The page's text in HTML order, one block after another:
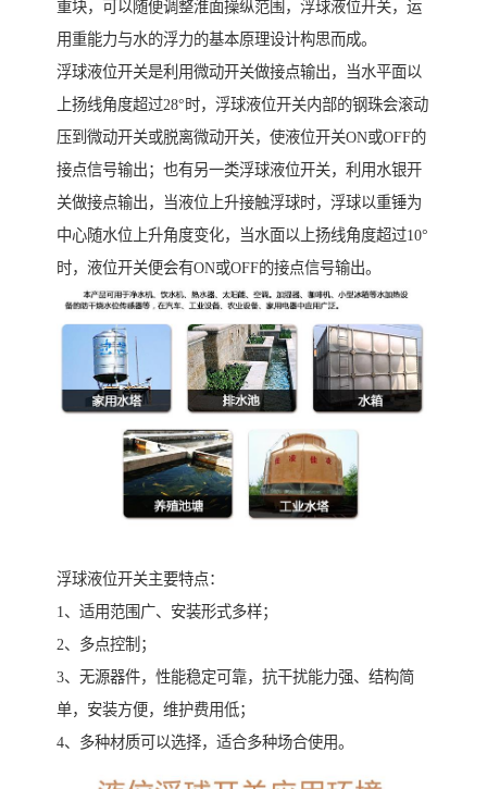
重块，可以随便调整淮面操纵范围，浮球液位开关，运
用重能力与水的浮力的基本原理设计构思而成。
浮球液位开关是利用微动开关做接点输出，当水平面以
上扬线角度超过28°时，浮球液位开关内部的钢珠会滚动
压到微动开关或脱离微动开关，使液位开关ON或OFF的
接点信号输出；也有另一类浮球液位开关，利用水银开
关做接点输出，当液位上升接触浮球时，浮球以重锤为
中心随水位上升角度变化，当水面以上扬线角度超过10°
时，液位开关便会有ON或OFF的接点信号输出。
浮球液位开关主要特点：
1、适用范围广、安装形式多样；
2、多点控制；
3、无源器件，性能稳定可靠，抗干扰能力强、结构简
单，安装方便，维护费用低；
4、多种材质可以选择，适合多种场合使用。